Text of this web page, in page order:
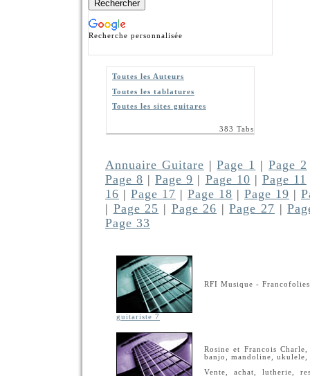
Recherche personnalisée
Toutes les Auteurs
Toutes les tablatures
Toutes les sites guitares
383 Tabs
Annuaire Guitare |Page 1 | Page 2
Page 8 |Page 9 | Page 10 | Page 11
16 | Page 17 | Page 18 | Page 19 |
| Page 25 | Page 26 |Page 27 |
Page 33
guitariste 7
RFI Musique -
Rosine et Francois
banjo, mandoline,
Vente, achat, lutherie,